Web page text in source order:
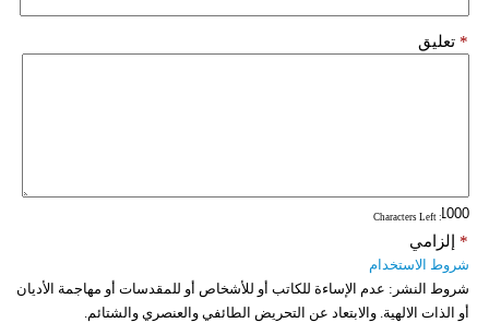
تعليق *
: Characters Left
إلزامي *
شروط الاستخدام
شروط النشر: عدم الإساءة للكاتب أو للأشخاص أو للمقدسات أو مهاجمة الأديان
أو الذات الالهية. والابتعاد عن التحريض الطائفي والعنصري والشتائم.